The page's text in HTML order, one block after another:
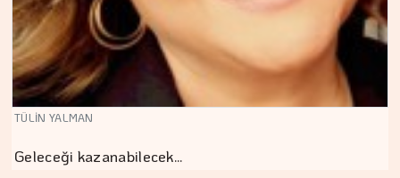
TÜLİN YALMAN
Geleceği kazanabilecek…